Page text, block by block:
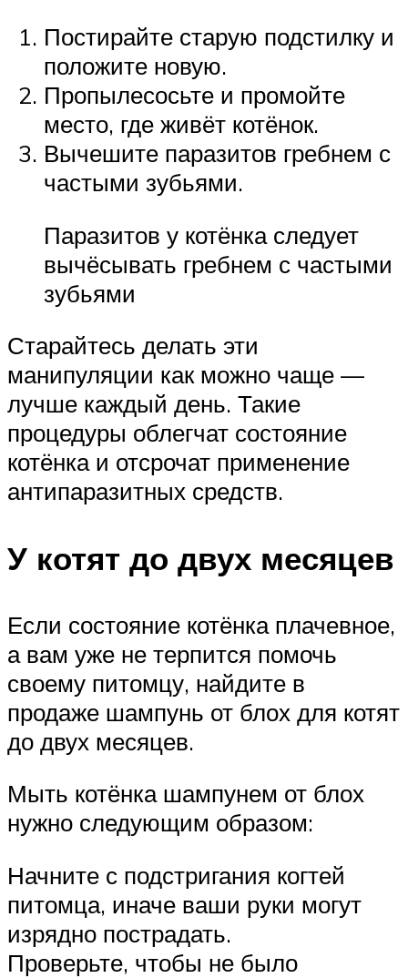
Постирайте старую подстилку и
положите новую.
Пропылесосьте и промойте
место, где живёт котёнок.
Вычешите паразитов гребнем с
частыми зубьями.
Паразитов у котёнка следует
вычёсывать гребнем с частыми
зубьями
Старайтесь делать эти
манипуляции как можно чаще —
лучше каждый день. Такие
процедуры облегчат состояние
котёнка и отсрочат применение
антипаразитных средств.
У котят до двух месяцев
Если состояние котёнка плачевное,
а вам уже не терпится помочь
своему питомцу, найдите в
продаже шампунь от блох для котят
до двух месяцев.
Мыть котёнка шампунем от блох
нужно следующим образом:
Начните с подстригания когтей
питомца, иначе ваши руки могут
изрядно пострадать.
Проверьте, чтобы не было